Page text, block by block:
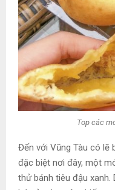
Top các
Đến với Vũng Tàu có lẽ
đặc biệt nơi đây, một
thử bánh tiêu đậu xanh.